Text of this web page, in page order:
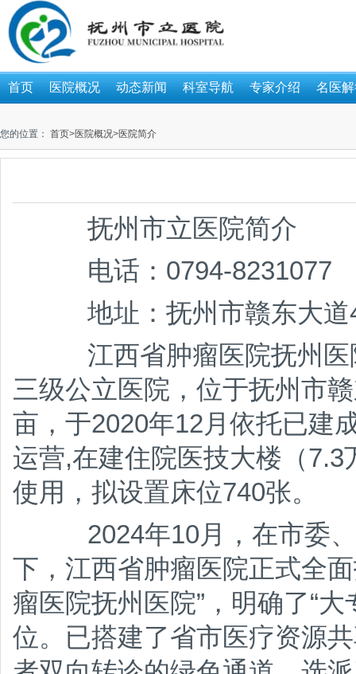
首页 医院概况 动态新闻 科室导航 专家介绍 名医
您的位置： 首页>医院概况>医院简介
抚州市立医院简介
电话：0794-8231077
地址：抚州市赣东大道
江西省肿瘤医院抚州医
三级公立医院，位于抚州市
亩，于2020年12月依托已建
运营,在建住院医技大楼（
使用，拟设置床位740张。
2024年10月，在市委、
下，江西省肿瘤医院正式全
瘤医院抚州医院”，明确了“
位。已搭建了省市医疗资源